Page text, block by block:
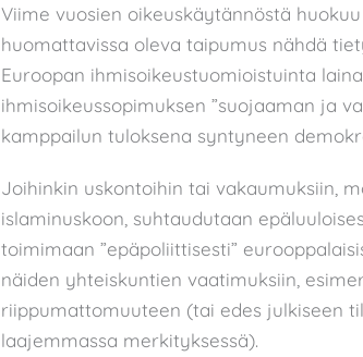
Viime vuosien oikeuskäytännöstä
huomattavissa oleva taipumus nähdä
Euroopan ihmisoikeustuomioistuinta
ihmisoikeussopimuksen ”suojaaman ja
kamppailun tuloksena syntyneen
Joihinkin uskontoihin tai vakaumuksiin,
islaminuskoon, suhtaudutaan
toimimaan ”epäpoliittisesti”
näiden yhteiskuntien vaatimuksiin,
riippumattomuuteen (tai edes julkiseen
laajemmassa merkityksessä).